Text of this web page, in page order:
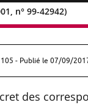
n° 99-42942)
2001, n°
- Publié le 07/09/
des